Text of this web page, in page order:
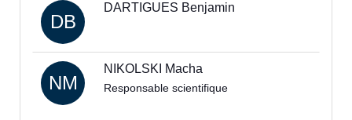
DB
DARTIGUES Benjamin
NM
NIKOLSKI Macha
Responsable scientifique